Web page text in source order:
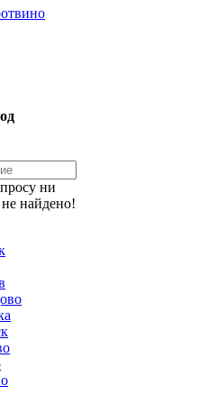
ни
найдено!